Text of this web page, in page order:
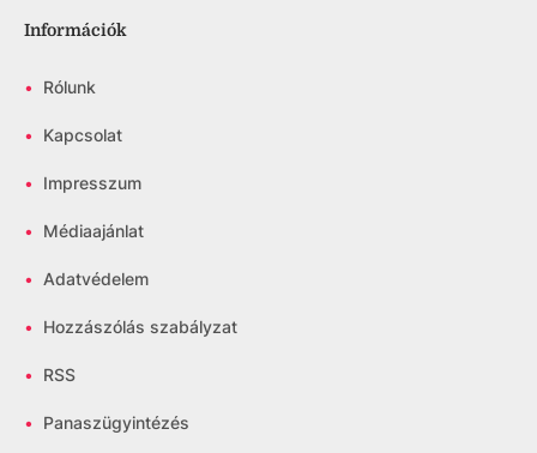
Információk
• Rólunk
• Kapcsolat
• Impresszum
• Médiaajánlat
• Adatvédelem
• Hozzászólás szabályzat
• RSS
• Panaszügyintézés